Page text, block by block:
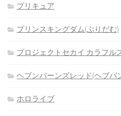
プリキュア
プリンスキングダム(ぷりだむ)
プロジェクトセカイ カラフル
ヘブンバーンズレッド(ヘブバ
ホロライブ